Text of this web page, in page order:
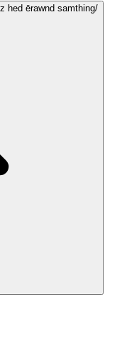
hed ērawnd samthing/